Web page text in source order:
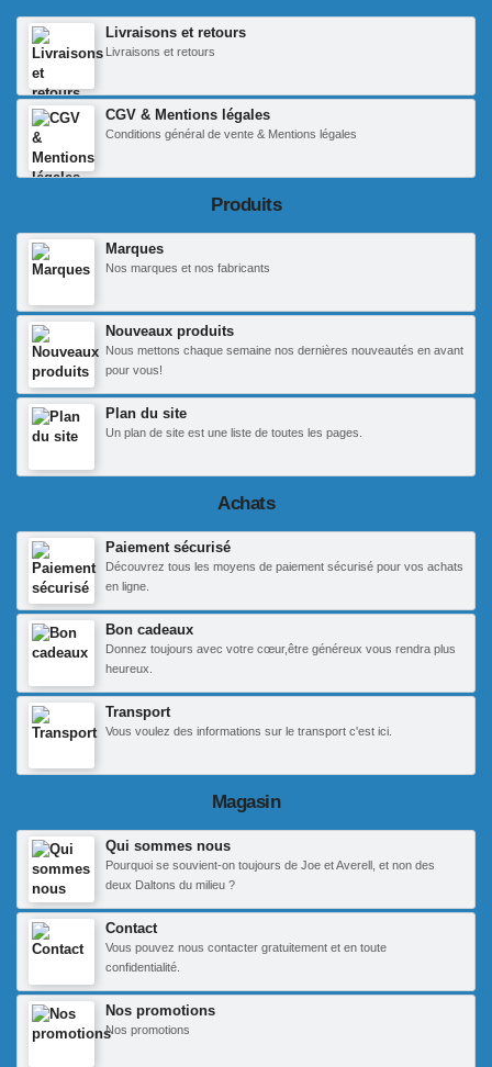
Livraisons et retours
Livraisons et retours
CGV & Mentions légales
Conditions général de vente & Mentions légales
Produits
Marques
Nos marques et nos fabricants
Nouveaux produits
Nous mettons chaque semaine nos dernières nouveautés en avant
pour vous!
Plan du site
Un plan de site est une liste de toutes les pages.
Achats
Paiement sécurisé
Découvrez tous les moyens de paiement sécurisé pour vos achats
en ligne.
Bon cadeaux
Donnez toujours avec votre cœur,être généreux vous rendra plus
heureux.
Transport
Vous voulez des informations sur le transport c'est ici.
Magasin
Qui sommes nous
Pourquoi se souvient-on toujours de Joe et Averell, et non des
deux Daltons du milieu ?
Contact
Vous pouvez nous contacter gratuitement et en toute
confidentialité.
Nos promotions
Nos promotions